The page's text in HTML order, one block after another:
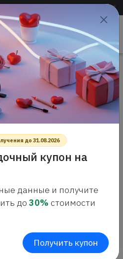
+7 (383) 288-54-55
Проверить
зрение
оптики
очки
ОЧКИ
до 31.08.2026
купон на
данные и получите
до 30% стоимости
Получить купон